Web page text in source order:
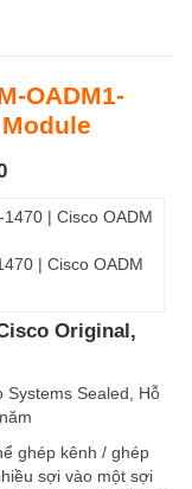
OADM1-
| Cisco OADM
Original,
Sealed, Hỗ
ghép kênh / ghép
sợi vào một sợi